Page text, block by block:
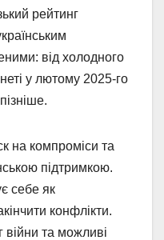
рейтинг
від холодного
у лютому 2025-го
на компроміси та
підтримкою.
себе як
конфлікти.
війни та можливі